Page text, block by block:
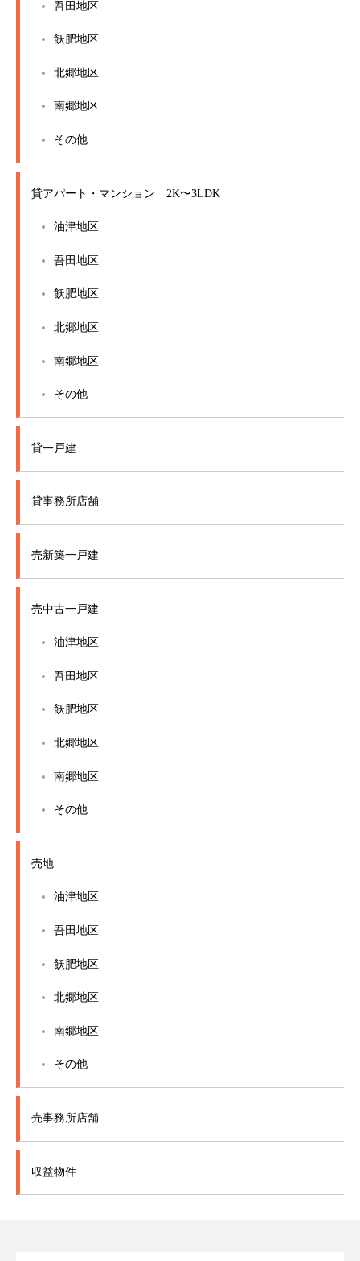
吾田地区
飫肥地区
北郷地区
南郷地区
その他
貸アパート・マンション 2K〜3LDK
油津地区
吾田地区
飫肥地区
北郷地区
南郷地区
その他
貸一戸建
貸事務所店舗
売新築一戸建
売中古一戸建
油津地区
吾田地区
飫肥地区
北郷地区
南郷地区
その他
売地
油津地区
吾田地区
飫肥地区
北郷地区
南郷地区
その他
売事務所店舗
収益物件